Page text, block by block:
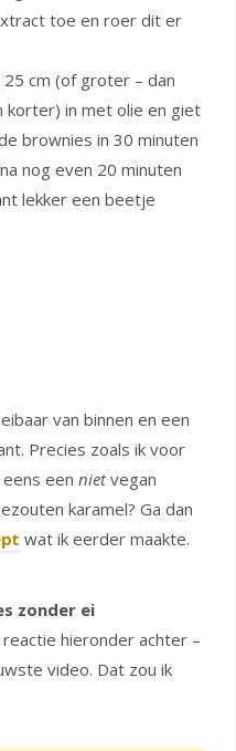
toe en roer dit er
cm (of groter – dan
korter) in met olie en giet
brownies in 30 minuten
nog even 20 minuten
lekker een beetje
van binnen en een
Precies zoals ik voor
een nietvegan
karamel? Ga dan
wat ik eerder maakte.
zonder ei
hieronder achter –
video. Dat zou ik